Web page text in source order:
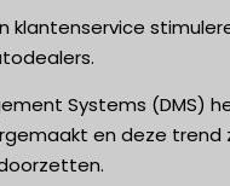
klantenservice
Systems (DMS)
en deze trend